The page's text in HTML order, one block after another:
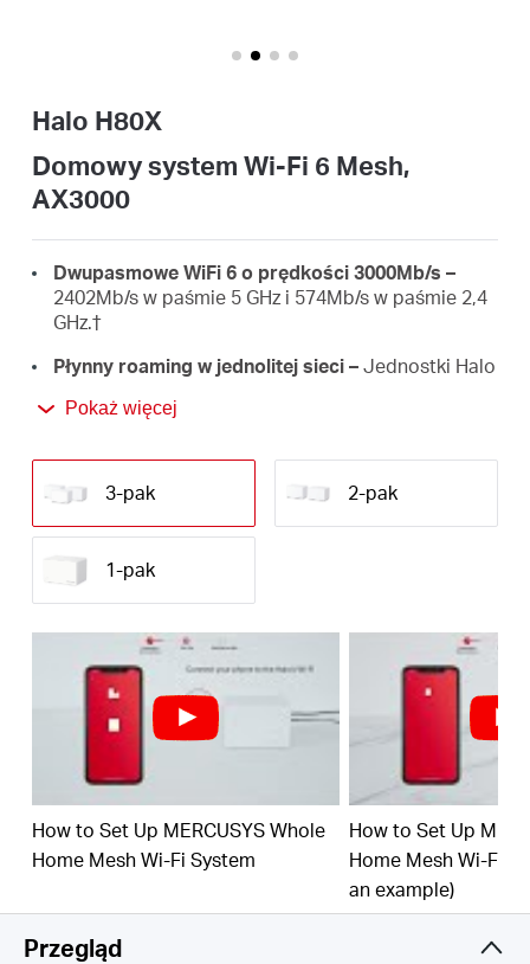
Halo H80X
Domowy system Wi-Fi 6 Mesh,
AX3000
Dwupasmowe WiFi 6 o prędkości 3000Mb/s –
2402Mb/s w paśmie 5 GHz i 574Mb/s w paśmie 2,4
GHz.†
Płynny roaming w jednolitej sieci –Jednostki Halo
mogły automatycznie przełączać się między nimi.
i jednym hasłem.‡
Zasięg sieci w całym domu –
Superszybka sieć
bezprzewodowa obejmuje swoim zasięgiem
powierzchnię do 650 m².†
Podłącz do 150 urządzeń –
stabilne połączenia dla 150 urządzeń.†
Łatwe zarządzanie poprzez aplikację –
Korzystając z aplikacji MERCUSYS, błyskawicznie
skonfigurujesz i przejmiesz kontrolę nad siecią Wi-
Gigabitowe porty –
Każda jednostka Halo
czemu połączenia przewodowe osiągają bardzo
duże prędkości.**
*Uwaga: Halo serii H nie współpracują z Halo serii S.
Pokaż więcej
3-pak 2-pak
1-pak
How to Set Up MERCUSYS Whole
Home Mesh Wi-Fi System
How to Set Up
Home Mesh Wi-Fi
an example)
Przegląd